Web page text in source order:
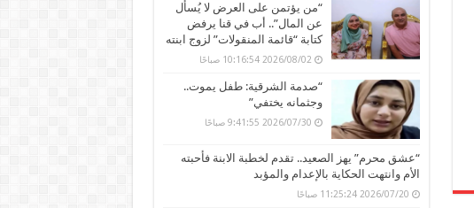
“من يؤتمن على العرض لا يُسأل
عن المال”.. أب في قنا يرفض
كتابة “قائمة المنقولات” لزوج ابنته
2026/08/02 10:16:54 صباحًا
“صدمة الشرقية: طفل يموت..
وجثمانه يختفي”
2026/07/30 9:41:55 صباحًا
“عشق محرم” يهز الصعيد.. تقدم لخطبة الابنة فأحبته
الأم وانتهت الحكاية بالإعدام والمؤبد
2026/07/20 11:25:24 صباحًا